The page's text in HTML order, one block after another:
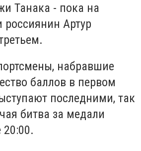
Танака - пока на
россиянин Артур
набравшие
баллов в первом
последними, так
битва за медали
20:00.